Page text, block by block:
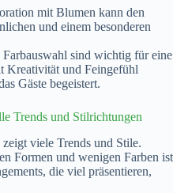
mit Blumen kann den
und einem besonderen
sind wichtig für eine
Kreativität und Feingefühl
Gäste begeistert.
Trends und Stilrichtungen
zeigt viele Trends und Stile.
Formen und wenigen Farben ist
die viel präsentieren,